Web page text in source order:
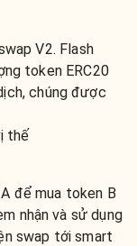
V2. Flash
token ERC20
chúng được
thế
để mua token B
nhận và sử dụng
swap tới smart